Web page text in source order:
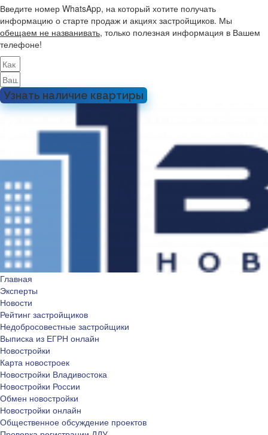
Введите номер WhatsApp, на который хотите получать
информацию о старте продаж и акциях застройщиков. Мы
обещаем не названивать, только полезная информация в Вашем
телефоне!
Узнать наличие квартиры
Главная
Эксперты
Новости
Рейтинг застройщиков
Недобросовестные застройщики
Выписка из ЕГРН онлайн
Новостройки
Карта новостроек
Новостройки Владивостока
Новостройки России
Обмен новостройки
Новостройки онлайн
Общественное обсуждение проектов